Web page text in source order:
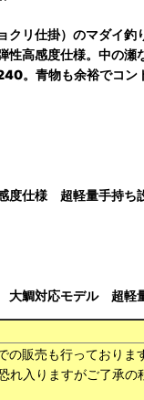
クリ仕掛）のマダイ
性高感度仕様。中の
。青物も余裕でコ
度仕様 超軽量手持ち
鯛対応モデル 超軽
販売も行っており
入りますがご了承の